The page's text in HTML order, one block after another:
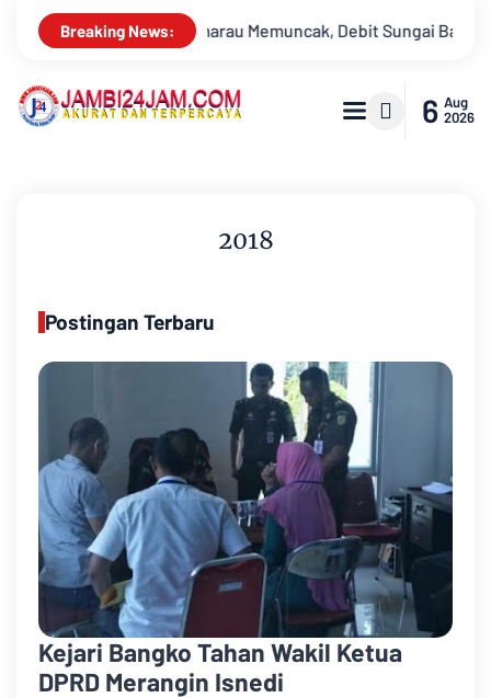
Breaking News:
Batanghari Terus Menyusut, Jambi Hadapi Ancaman Krisis
6 Aug
2026
2018
Postingan Terbaru
Kejari Bangko Tahan Wakil Ketua
DPRD Merangin Isnedi